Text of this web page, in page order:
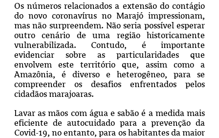
Os números relacionados a extensão do contágio
do novo coronavírus no Marajó impressionam,
mas não surpreendem. Não seria possível esperar
outro cenário de uma região historicamente
vulnerabilizada. Contudo, é importante
evidenciar sobre as particularidades que
envolvem este território que, assim como a
Amazônia, é diverso e heterogêneo, para se
compreender os desafios enfrentados pelos
cidadãos marajoaras.
Lavar as mãos com água e sabão é a medida mais
eficiente de autocuidado para a prevenção da
Covid-19, no entanto, para os habitantes da maior